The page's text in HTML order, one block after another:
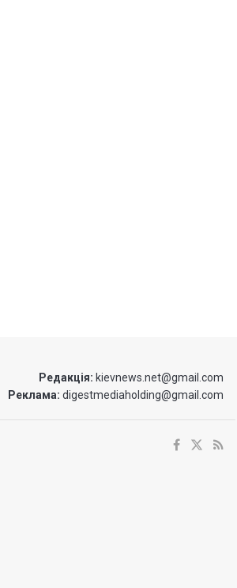
Редакція: kievnews.net@gmail.com
Реклама: digestmediaholding@gmail.com